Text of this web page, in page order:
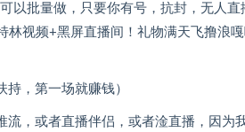
以批量做，只要你有号，抗封，无人
视频+黑屏直播间！礼物满天飞撸浪
，第一场就赚钱）
，或者直播伴侣，或者淦直播，因为